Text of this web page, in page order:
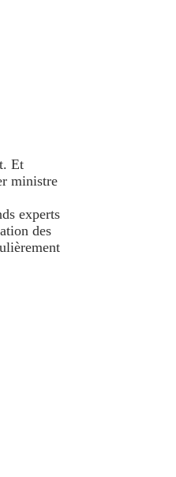
Et
ministre
experts
des